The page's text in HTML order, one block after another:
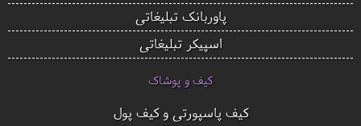
پاوربانک تبلیغاتی
اسپیکر تبلیغاتی
کیف و پوشاک
کیف پاسپورتی و کیف پول